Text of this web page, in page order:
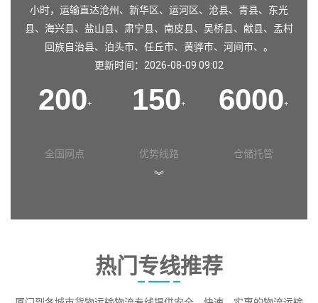
小时，运输直达沧州 、 新华区、 运河区、 沧县、 青县、 东光
县、 海兴县、 盐山县、 肃宁县、 南皮县、 吴桥县、 献县、 孟村
回族自治县、 泊头市、 任丘市、 黄骅市、 河间市、。
更新时间：2026-08-09 09:02
200+
全国网点
150+
优势线路
6000+
仓储托管
︾
热门专线推荐